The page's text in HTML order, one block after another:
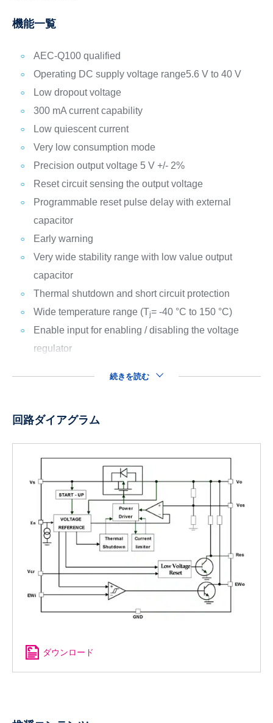
機能一覧
AEC-Q100 qualified
Operating DC supply voltage range5.6 V to 40 V
Low dropout voltage
300 mA current capability
Low quiescent current
Very low consumption mode
Precision output voltage 5 V +/- 2%
Reset circuit sensing the output voltage
Programmable reset pulse delay with external
capacitor
Early warning
Very wide stability range with low value output
capacitor
Thermal shutdown and short circuit protection
Wide temperature range (Tj= -40 °C to 150 °C)
Enable input for enabling / disabling the voltage
regulator
続きを読む
回路ダイアグラム
ダウンロード